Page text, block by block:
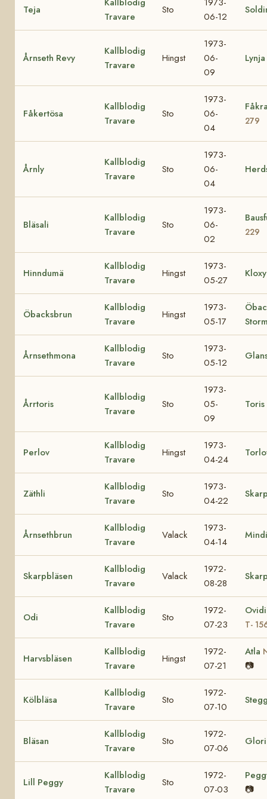
Teja
Travare
Sto
06-12
Årnseth Revy
Kallblodig
Travare
Hingst
1973-
06-
09
Lynja
Fåkertösa
Kallblodig
Travare
Sto
1973-
06-
04
279
Årnly
Kallblodig
Travare
Sto
1973-
06-
04
Bläsali
Kallblodig
Travare
Sto
1973-
06-
02
229
Hinndumä
Kallblodig
Travare
Hingst
1973-
05-27
Kloxy
Öbacksbrun
Kallblodig
Travare
Hingst
1973-
05-17
Årnsethmona
Kallblodig
Travare
Sto
1973-
05-12
Årrtoris
Kallblodig
Travare
Sto
1973-
05-
09
Toris
Perlov
Kallblodig
Travare
Hingst
1973-
04-24
Zäthli
Kallblodig
Travare
Sto
1973-
04-22
Årnsethbrun
Kallblodig
Travare
Valack
1973-
04-14
Skarpbläsen
Kallblodig
Travare
Valack
1972-
08-28
Odi
Kallblodig
Travare
Sto
1972-
07-23
T-
Harvsbläsen
Kallblodig
Travare
Hingst
1972-
07-21
Atla
📷
Kölbläsa
Kallblodig
Travare
Sto
1972-
07-10
Bläsan
Kallblodig
Travare
Sto
1972-
07-06
Lill Peggy
Kallblodig
Travare
Sto
1972-
07-03
📷